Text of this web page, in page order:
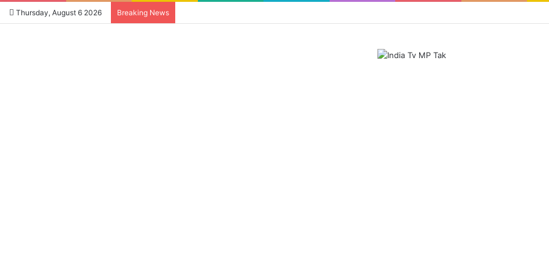
Thursday, August 6 2026 Breaking News